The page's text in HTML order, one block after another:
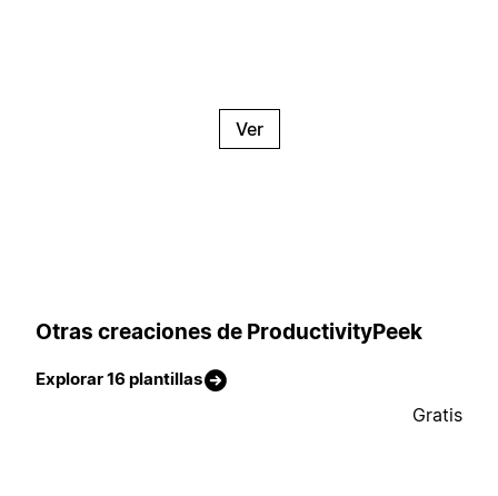
Ver
Otras creaciones de ProductivityPeek
Explorar 16 plantillas
Gratis